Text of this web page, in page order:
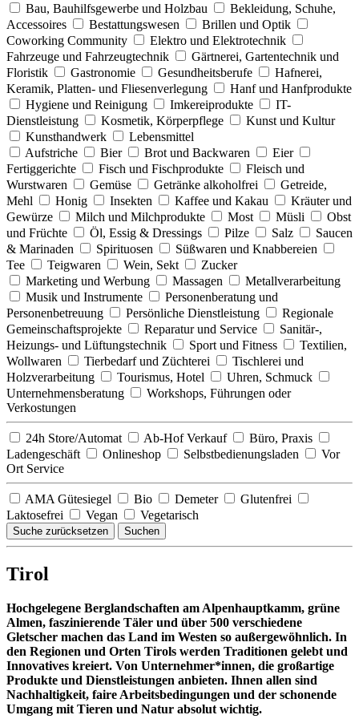
Bau, Bauhilfsgewerbe und Holzbau
Bekleidung, Schuhe,
Accessoires
Bestattungswesen
Brillen und Optik
Coworking Community
Elektro und Elektrotechnik
Fahrzeuge und Fahrzeugtechnik
Gärtnerei, Gartentechnik und
Floristik
Gastronomie Gesundheitsberufe
Hafnerei,
Keramik, Platten- und Fliesenverlegung
Hanf und Hanfprodukte
Hygiene und Reinigung
Imkereiprodukte
IT-
Dienstleistung
Kosmetik, Körperpflege
Kunst und Kultur
Kunsthandwerk
Lebensmittel
Aufstriche
Bier Brot und Backwaren
Eier
Fertiggerichte
Fisch und Fischprodukte
Fleisch und
Wurstwaren
Gemüse Getränke alkoholfrei
Getreide,
Mehl
Honig Insekten Kaffee und Kakau
Kräuter und
Gewürze
Milch und Milchprodukte Most Müsli
Obst
und Früchte
Öl, Essig & Dressings Pilze Salz
Saucen
& Marinaden
Spirituosen
Süßwaren und Knabbereien
Tee
Teigwaren Wein, Sekt
Zucker
Marketing und Werbung
Massagen
Metallverarbeitung
Musik und Instrumente
Personenberatung und
Personenbetreuung
Persönliche Dienstleistung
Regionale
Gemeinschaftsprojekte
Reparatur und Service
Sanitär-,
Heizungs- und Lüftungstechnik
Sport und Fitness
Textilien,
Wollwaren
Tierbedarf und Züchterei
Tischlerei und
Holzverarbeitung
Tourismus, Hotel
Uhren, Schmuck
Unternehmensberatung
Workshops, Führungen oder
Verkostungen
24h Store/Automat Ab-Hof Verkauf
Büro, Praxis
Ladengeschäft
Onlineshop Selbstbedienungsladen
Vor
Ort Service
AMA Gütesiegel Bio Demeter
Glutenfrei
Laktosefrei
Vegan Vegetarisch
Suche zurücksetzen Suchen
Tirol
Hochgelegene Berglandschaften am Alpenhauptkamm, grüne
Almen, faszinierende Täler und über 500 verschiedene
Gletscher machen das Land im Westen so außergewöhnlich. In
den Regionen und Orten Tirols werden Traditionen gelebt und
Innovatives kreiert. Von Unternehmer*innen, die großartige
Produkte und Dienstleistungen anbieten. Ihnen allen sind
Nachhaltigkeit, faire Arbeitsbedingungen und der schonende
Umgang mit Tieren und Natur absolut wichtig.